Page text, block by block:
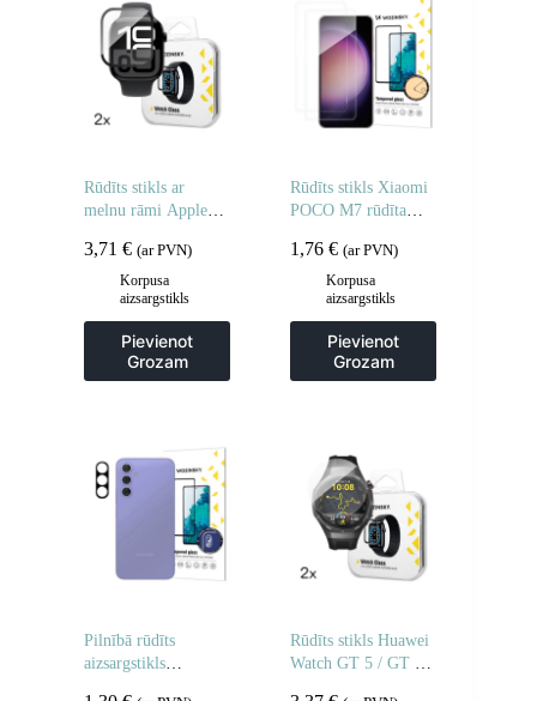
Rūdīts stikls ar
melnu rāmi Apple
Glue – 2 gab.
3,71 € (ar PVN)
Korpusa
aizsargstikls
Pievienot
Grozam
Rūdīts stikls Xiaomi
POCO M7 rūdīta
2 gab.
1,76€ (ar PVN)
Korpusa
aizsargstikls
Pievienot
Grozam
Pilnībā rūdīts
aizsargstikls
Rūdīts stikls Huawei
Watch GT 5 / GT 5